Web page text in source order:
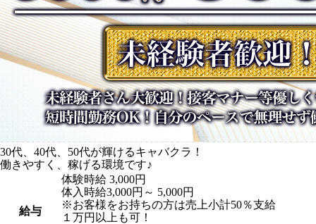
30代、40代、50代が輝けるキャバクラ！
働きやすく、稼げる環境です♪
給与
体験時給 3,000円
体入時給3,000円～ 5,000円
※お客様をお持ちの方は売上小計50％支給
１万円以上も可！